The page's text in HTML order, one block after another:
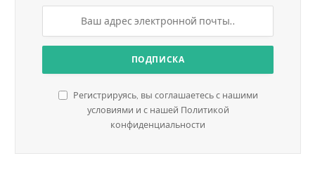
Регистрируясь, вы соглашаетесь с нашими
условиями и с нашей Политикой
конфиденциальности